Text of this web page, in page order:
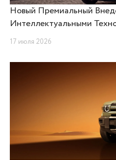
Новый Премиальный
Интеллектуальными
17 июля 2026